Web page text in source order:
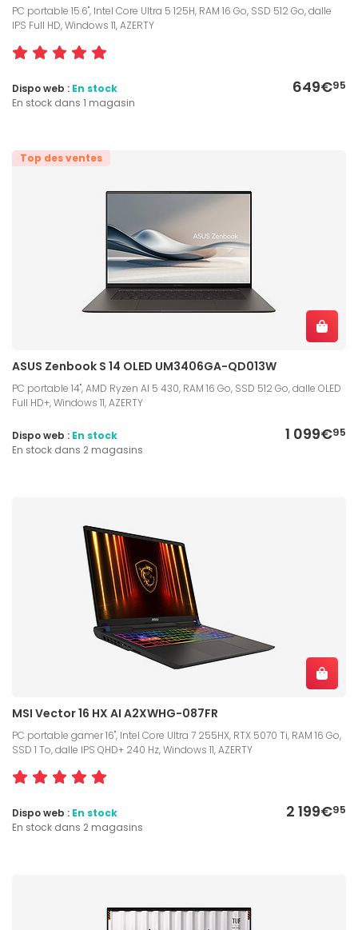
PC portable 15.6", Intel Core Ultra 5 125H, RAM 16 Go, SSD 512 Go, dalle
IPS Full HD, Windows 11, AZERTY
649€95
Dispo web : En stock
En stock dans 1 magasin
Top des ventes
ASUS Zenbook S 14 OLED UM3406GA-QD013W
PC portable 14", AMD Ryzen AI 5 430, RAM 16 Go, SSD 512 Go, dalle OLED
Full HD+, Windows 11, AZERTY
1 099€95
Dispo web : En stock
En stock dans 2 magasins
MSI Vector 16 HX AI A2XWHG-087FR
PC portable gamer 16", Intel Core Ultra 7 255HX, RTX 5070 Ti, RAM 16 Go,
SSD 1 To, dalle IPS QHD+ 240 Hz, Windows 11, AZERTY
2 199€95
Dispo web : En stock
En stock dans 2 magasins